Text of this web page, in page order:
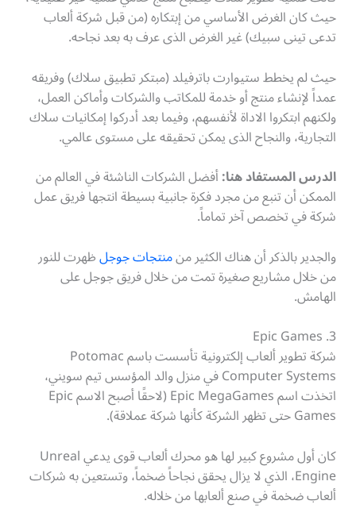
حيث كان الغرض الأساسي من إبتكاره (من قبل شركة ألعاب
تدعى تينى سبيك) غير الغرض الذى عرف به بعد نجاحه.
حيث لم يخطط ستيوارت باترفيلد (مبتكر تطبيق سلاك) وفريقه
عمداً لإنشاء منتج أو خدمة للمكاتب والشركات وأماكن العمل،
ولكنهم ابتكروا الاداة لأنفسهم، وفيما بعد أدركوا إمكانيات سلاك
التجارية، والنجاح الذى يمكن تحقيقه على مستوى عالمي.
الدرس المستفاد هنا:أفضل الشركات الناشئة في العالم من
الممكن أن تنبع من مجرد فكرة جانبية بسيطة انتجها فريق عمل
شركة في تخصص آخر تماماً.
والجدير بالذكر أن هناك الكثير منمنتجات جوجلظهرت للنور
من خلال مشاريع صغيرة تمت من خلال فريق جوجل على
الهامش.
Epic Games .3
شركة تطوير ألعاب إلكترونية تأسست باسم Potomac
Computer Systems في منزل والد المؤسس تيم سويني،
اتخذت اسم Epic MegaGames (لاحقًا أصبح الاسم Epic
Games حتى تظهر الشركة كأنها شركة عملاقة).
كان أول مشروع كبير لها هو محرك ألعاب قوى يدعي Unreal
Engine، الذي لا يزال يحقق نجاحاً ضخماً، وتستعين به شركات
ألعاب ضخمة في صنع ألعابها من خلاله.